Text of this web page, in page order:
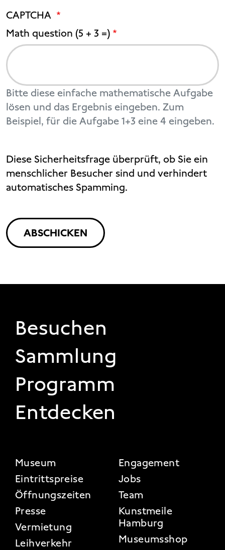
CAPTCHA
Math question (5 + 3 =)
Bitte diese einfache mathematische Aufgabe
lösen und das Ergebnis eingeben. Zum
Beispiel, für die Aufgabe 1+3 eine 4 eingeben.
Diese Sicherheitsfrage überprüft, ob Sie ein
menschlicher Besucher sind und verhindert
automatisches Spamming.
ABSCHICKEN
FOOTER 1
Besuchen
Sammlung
Programm
Entdecken
FOOTER 2
Museum
Eintrittspreise
Öffnungszeiten
Presse
Vermietung
Leihverkehr
Engagement
Jobs
Team
Kunstmeile
Hamburg
Museumsshop